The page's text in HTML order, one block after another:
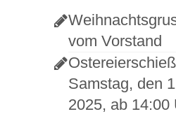
vom Vorstand
Samstag, den
2025, ab 14:00